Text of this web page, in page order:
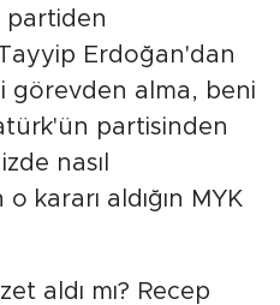
partiden
Erdoğan'dan
görevden alma, beni
partisinden
nasıl
kararı aldığın MYK
aldı mı? Recep